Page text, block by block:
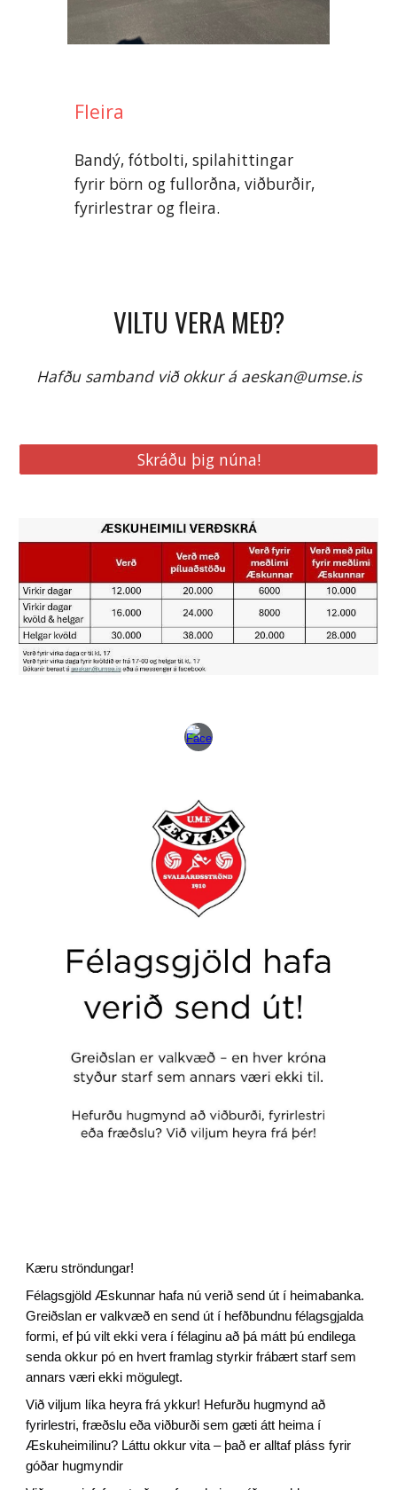
Fleira
Bandý, fótbolti, spilahittingar
fyrir börn og fullorðna, viðburðir,
fyrirlestrar og fleira.
VILTU VERA MEÐ?
Hafðu samband við okkur á aeskan@umse.is
Skráðu þig núna!
Kæru ströndungar!
Félagsgjöld Æskunnar hafa nú verið send út í heimabanka.
Greiðslan er valkvæð en send út í hefðbundnu félagsgjalda
formi, ef þú vilt ekki vera í félaginu að þá mátt þú endilega
senda okkur pó en hvert framlag styrkir frábært starf sem
annars væri ekki mögulegt.
Við viljum líka heyra frá ykkur! Hefurðu hugmynd að
fyrirlestri, fræðslu eða viðburði sem gæti átt heima í
Æskuheimilinu? Láttu okkur vita – það er alltaf pláss fyrir
góðar hugmyndir